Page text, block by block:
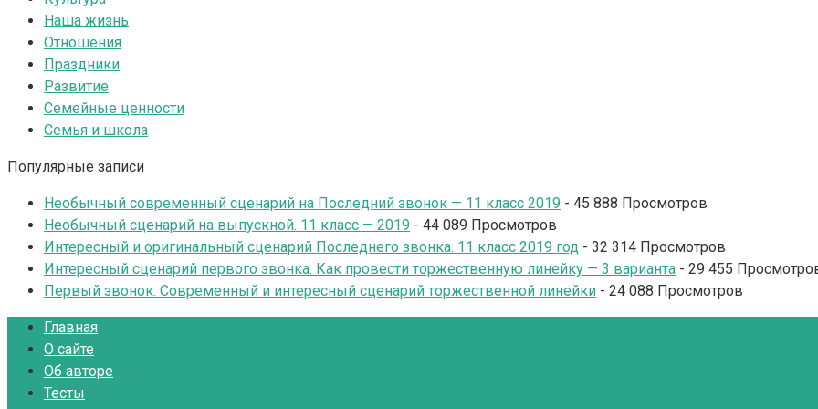
Наша жизнь
Отношения
Праздники
Развитие
Семейные ценности
Семья и школа
Популярные записи
Необычный современный сценарий на Последний звонок — 11 класс 2019 - 45 888 Просмотров
Необычный сценарий на выпускной. 11 класс — 2019 - 44 089 Просмотров
Интересный и оригинальный сценарий Последнего звонка. 11 класс 2019 год - 32 314 Просмотров
Интересный сценарий первого звонка. Как провести торжественную линейку — 3 варианта - 29 455
Первый звонок. Современный и интересный сценарий торжественной линейки - 24 088 Просмотров
Главная
О сайте
Об авторе
Тесты